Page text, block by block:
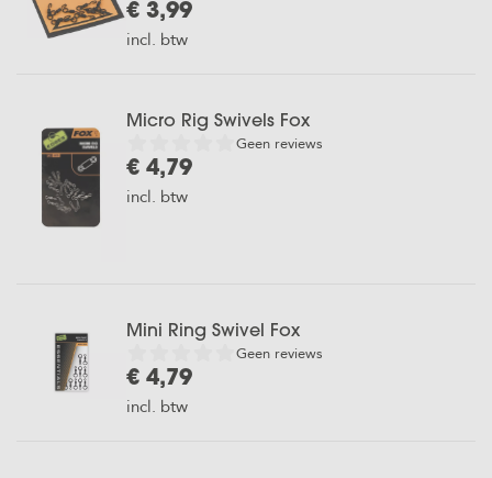
€ 3,99
incl. btw
Micro Rig Swivels Fox
Geen reviews
€ 4,79
incl. btw
Mini Ring Swivel Fox
Geen reviews
€ 4,79
incl. btw